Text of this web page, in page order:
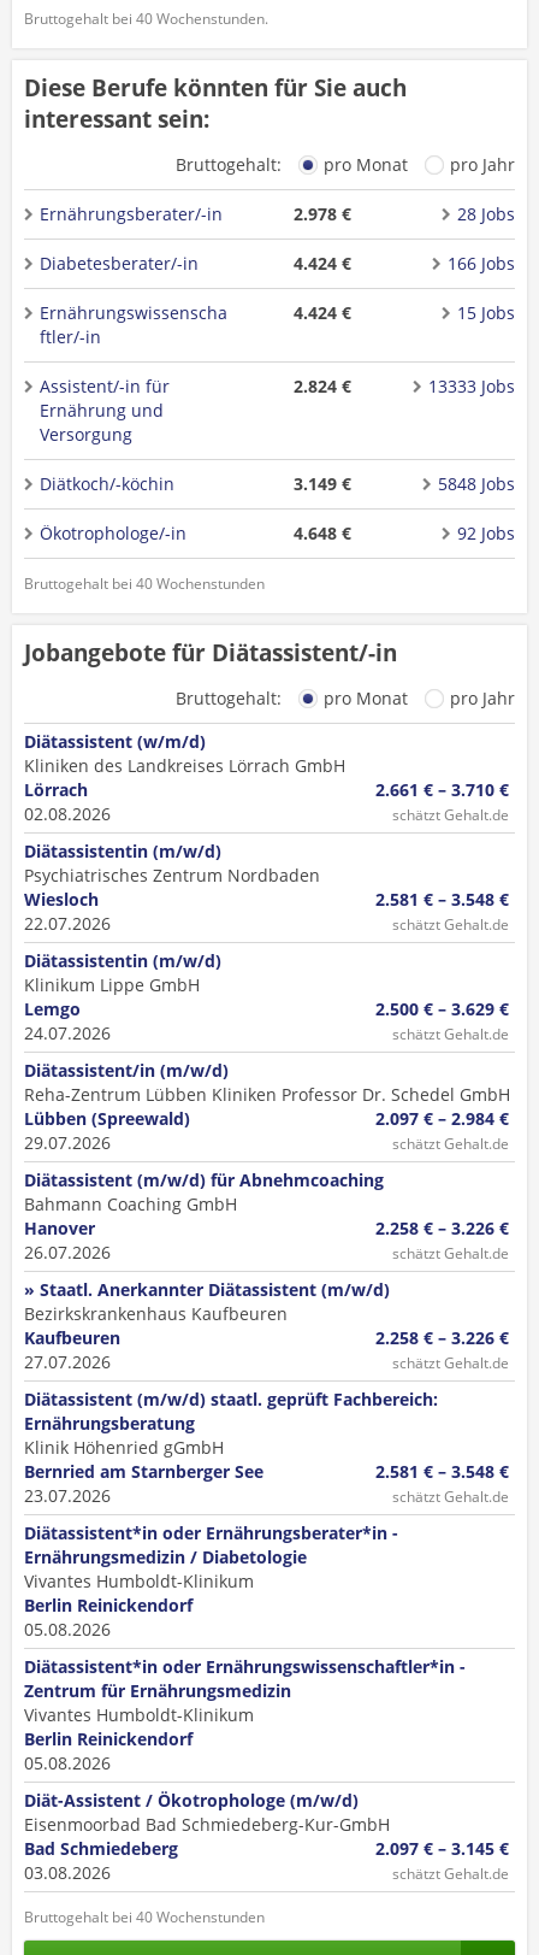
Bruttogehalt bei 40 Wochenstunden.
Diese Berufe könnten für Sie auch
interessant sein:
Bruttogehalt: pro Monat pro Jahr
Ernährungsberater/-in 2.978 € 28 Jobs
Diabetesberater/-in 4.424 € 166 Jobs
Ernährungswissenscha
ftler/-in
4.424 € 15 Jobs
Assistent/-in für
Ernährung und
Versorgung
2.824 € 13333 Jobs
Diätkoch/-köchin 3.149 € 5848 Jobs
Ökotrophologe/-in 4.648 € 92 Jobs
Bruttogehalt bei 40 Wochenstunden
Jobangebote für Diätassistent/-in
Bruttogehalt: pro Monat
pro Jahr
Diätassistent (w/m/d)
Kliniken des Landkreises Lörrach GmbH
Lörrach
02.08.2026
2.661 € – 3.710 €
schätzt Gehalt.de
Diätassistentin (m/w/d)
Psychiatrisches Zentrum Nordbaden
Wiesloch
22.07.2026
2.581 € – 3.548 €
schätzt Gehalt.de
Diätassistentin (m/w/d)
Klinikum Lippe GmbH
Lemgo
24.07.2026
2.500 € – 3.629 €
schätzt Gehalt.de
Diätassistent/in (m/w/d)
Reha-Zentrum Lübben Kliniken Professor Dr. Schedel GmbH
Lübben (Spreewald)
29.07.2026
2.097 € – 2.984 €
schätzt Gehalt.de
Diätassistent (m/w/d) für Abnehmcoaching
Bahmann Coaching GmbH
Hanover
26.07.2026
2.258 € – 3.226 €
schätzt Gehalt.de
» Staatl. Anerkannter Diätassistent (m/w/d)
Bezirkskrankenhaus Kaufbeuren
Kaufbeuren
27.07.2026
2.258 € – 3.226 €
schätzt Gehalt.de
Diätassistent (m/w/d) staatl. geprüft Fachbereich:
Ernährungsberatung
Klinik Höhenried gGmbH
Bernried am Starnberger See
23.07.2026
2.581 € – 3.548 €
schätzt Gehalt.de
Diätassistent*in oder Ernährungsberater*in -
Ernährungsmedizin / Diabetologie
Vivantes Humboldt-Klinikum
Berlin Reinickendorf
05.08.2026
Diätassistent*in oder Ernährungswissenschaftler*in -
Zentrum für Ernährungsmedizin
Vivantes Humboldt-Klinikum
Berlin Reinickendorf
05.08.2026
Diät-Assistent / Ökotrophologe (m/w/d)
Eisenmoorbad Bad Schmiedeberg-Kur-GmbH
Bad Schmiedeberg
03.08.2026
2.097 € – 3.145 €
schätzt Gehalt.de
Bruttogehalt bei 40 Wochenstunden